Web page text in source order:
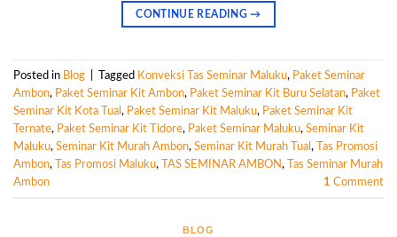
CONTINUE READING→
Posted in Blog Tagged Konveksi Tas Seminar Maluku, Paket Seminar
Ambon, Paket Seminar Kit Ambon, Paket Seminar Kit Buru Selatan, Paket
Seminar Kit Kota Tual , Paket Seminar Kit Maluku, Paket Seminar Kit
Ternate, Paket Seminar Kit Tidore, Paket Seminar Maluku, Seminar Kit
Maluku, Seminar Kit Murah Ambon, Seminar Kit Murah Tual ,
Tas Promosi
Ambon, Tas Promosi Maluku, TAS SEMINAR AMBON,
Tas Seminar Murah
Ambon
1 Comment
BLOG